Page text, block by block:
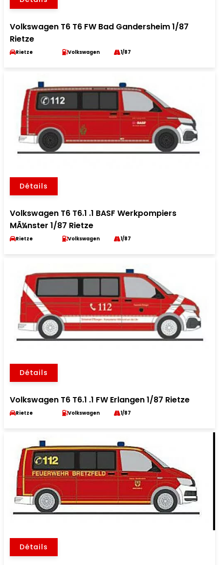
Volkswagen T6 T6 FW Bad Gandersheim 1/87
Rietze
Rietze Volkswagen 1/87
Détails
Volkswagen T6 T6.1 .1 BASF Werkpompiers
MÃ¼nster 1/87 Rietze
Rietze Volkswagen 1/87
Détails
Volkswagen T6 T6.1 .1 FW Erlangen 1/87 Rietze
Rietze Volkswagen 1/87
Détails